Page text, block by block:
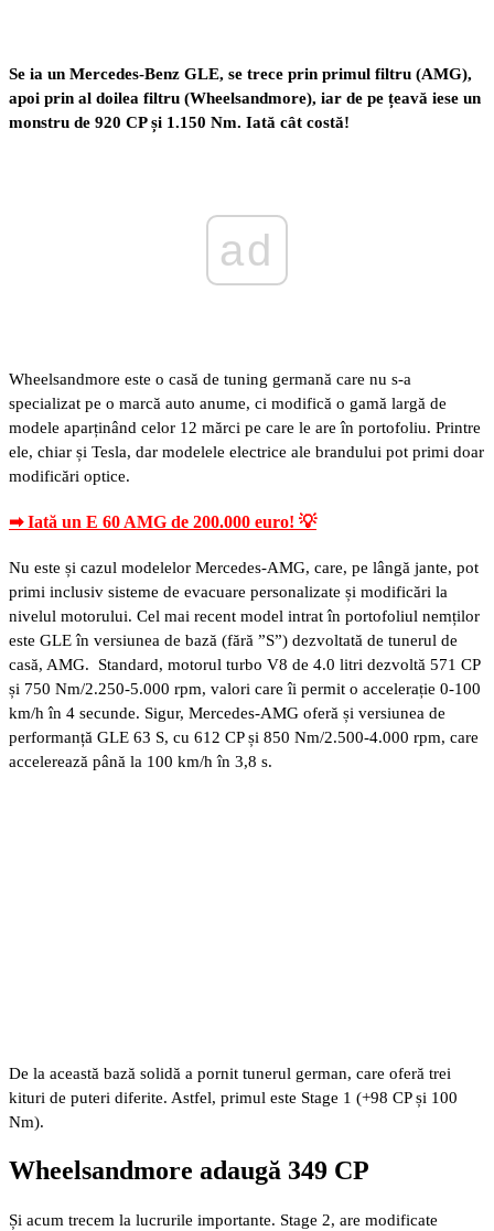
Se ia un Mercedes-Benz GLE, se trece prin primul filtru (AMG),
apoi prin al doilea filtru (Wheelsandmore), iar de pe țeavă iese un
monstru de 920 CP și 1.150 Nm. Iată cât costă!
ad
Wheelsandmore este o casă de tuning germană care nu s-a
specializat pe o marcă auto anume, ci modifică o gamă largă de
modele aparținând celor 12 mărci pe care le are în portofoliu. Printre
ele, chiar și Tesla, dar modelele electrice ale brandului pot primi doar
modificări optice.
➡ Iată un E 60 AMG de 200.000 euro! 💡
Nu este și cazul modelelor Mercedes-AMG, care, pe lângă jante, pot
primi inclusiv sisteme de evacuare personalizate și modificări la
nivelul motorului. Cel mai recent model intrat în portofoliul nemților
este GLE în versiunea de bază (fără ”S”) dezvoltată de tunerul de
casă, AMG. Standard, motorul turbo V8 de 4.0 litri dezvoltă 571 CP
și 750 Nm/2.250-5.000 rpm, valori care îi permit o accelerație 0-100
km/h în 4 secunde. Sigur, Mercedes-AMG oferă și versiunea de
performanță GLE 63 S, cu 612 CP și 850 Nm/2.500-4.000 rpm, care
accelerează până la 100 km/h în 3,8 s.
De la această bază solidă a pornit tunerul german, care oferă trei
kituri de puteri diferite. Astfel, primul este Stage 1 (+98 CP și 100
Nm).
Wheelsandmore adaugă 349 CP
Și acum trecem la lucrurile importante. Stage 2, are modificate